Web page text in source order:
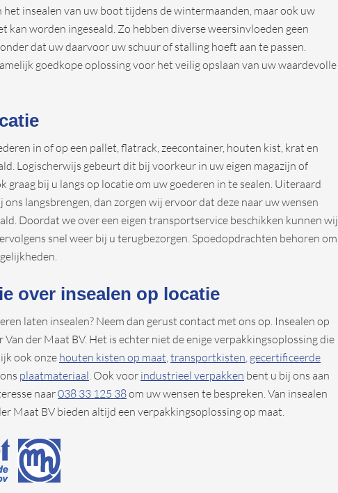
insealen van uw boot tijdens de wintermaanden, maar ook uw
kan worden ingeseald. Zo hebben diverse weersinvloeden geen
dat uw daarvoor uw schuur of stalling hoeft aan te passen.
goedkope oplossing voor het veilig opslaan van uw waardevolle
in of op een pallet, flatrack, zeecontainer, houten kist, krat en
Logischerwijs gebeurt dit bij voorkeur in uw eigen magazijn of
graag bij u langs op locatie om uw goederen in te sealen. Uiteraard
ons langsbrengen, dan zorgen wij ervoor dat deze naar uw wensen
Doordat we over een eigen transportservice beschikken kunnen wij
snel weer bij u terugbezorgen. Spoedopdrachten behoren om
over insealen op locatie
laten insealen? Neem dan gerust contact met ons op. Insealen op
der Maat BV. Het is echter niet de enige verpakkingsoplossing die
ook onze houten kisten op maat,transportkisten, gecertificeerde
plaatmateriaal. Ook voor industrieel verpakken bent u bij ons aan
naar038 33 125 38om uw wensen te bespreken. Van insealen
Maat BV bieden altijd een verpakkingsoplossing op maat.